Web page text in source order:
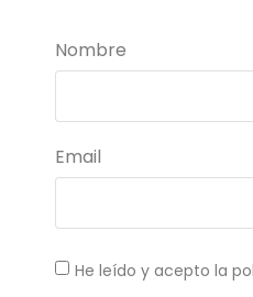
Nombre
Email
He leído y acepto la